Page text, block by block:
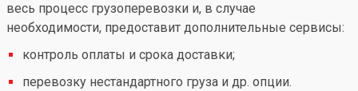
весь процесс грузоперевозки и, в случае
необходимости, предоставит дополнительные сервисы:
контроль оплаты и срока доставки;
перевозку нестандартного груза и др. опции.